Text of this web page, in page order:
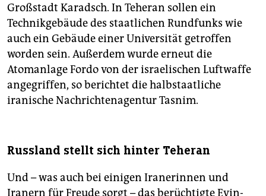
Großstadt Karadsch. In Teheran sollen ein
Technikgebäude des staatlichen Rundfunks wie
auch ein Gebäude einer Universität getroffen
worden sein. Außerdem wurde erneut die
Atomanlage Fordo von der israelischen Luftwaffe
angegriffen, so berichtet die halbstaatliche
iranische Nachrichtenagentur Tasnim.
Russland stellt sich hinter Teheran
Und – was auch bei einigen Iranerinnen und
Iranern für Freude sorgt – das berüchtigte Evin-